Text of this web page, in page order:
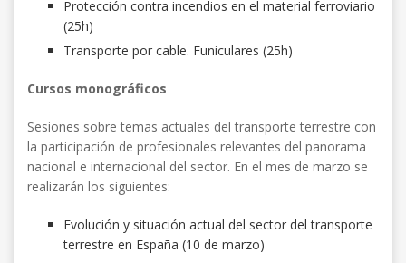
Protección contra incendios en el material ferroviario
(25h)
Transporte por cable. Funiculares (25h)
Cursos monográficos
Sesiones sobre temas actuales del transporte terrestre con
la participación de profesionales relevantes del panorama
nacional e internacional del sector. En el mes de marzo se
realizarán los siguientes:
Evolución y situación actual del sector del transporte
terrestre en España (10 de marzo)